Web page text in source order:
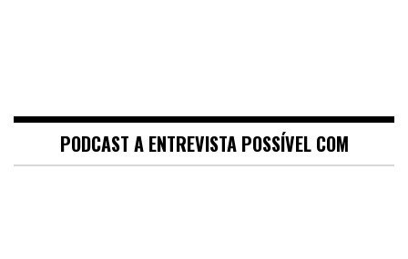
PODCAST A ENTREVISTA POSSÍVEL COM